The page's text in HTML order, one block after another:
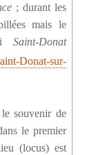
; durant les
mais le
Saint-Donat
Donat-sur-
le souvenir de
le premier
(locus) est